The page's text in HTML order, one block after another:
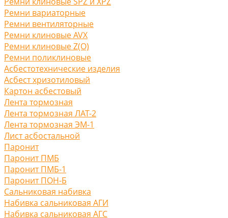
Ремни вариаторные
Ремни вентиляторные
Ремни клиновые AVX
Ремни клиновые Z(O)
Ремни поликлиновые
Асбестотехнические изделия
Асбест хризотиловый
Картон асбестовый
Лента тормозная
Лента тормозная ЛАТ-2
Лента тормозная ЭМ-1
Лист асбостальной
Паронит
Паронит ПМБ
Паронит ПМБ-1
Паронит ПОН-Б
Сальниковая набивка
Набивка сальниковая АГИ
Набивка сальниковая АГС